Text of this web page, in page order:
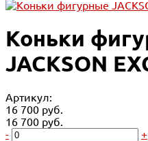
Коньки
JACKSON
Артикул:
16 700 руб.
16 700 руб.
-
+